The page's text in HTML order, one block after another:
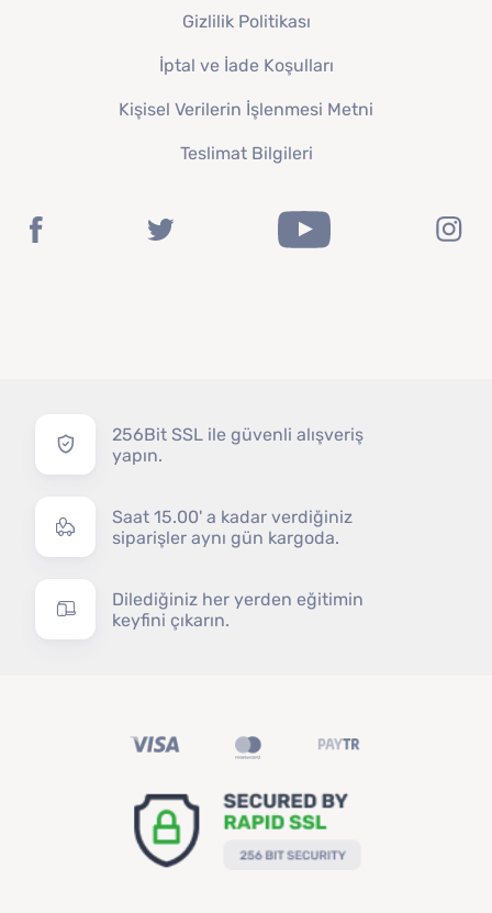
Gizlilik Politikası
İptal ve İade Koşulları
Kişisel Verilerin İşlenmesi Metni
Teslimat Bilgileri
256Bit SSL ile güvenli alışveriş
yapın.
Saat 15.00' a kadar verdiğiniz
siparişler aynı gün kargoda.
Dilediğiniz her yerden eğitimin
keyfini çıkarın.